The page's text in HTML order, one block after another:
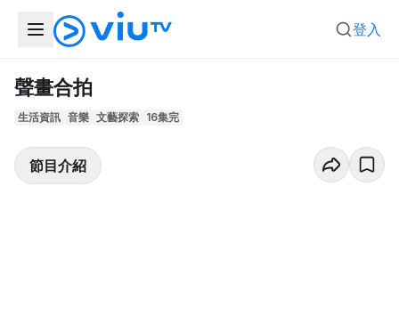
登入
聲畫合拍
生活資訊 音樂 文藝探索 16集完
節目介紹